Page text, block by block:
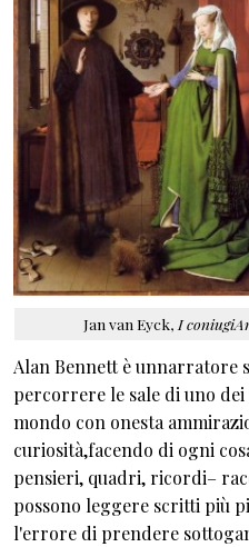
Jan van Eyck, I
Alan Bennett è unnarratore
percorrere le sale di uno
mondo con onesta
curiosità,facendo di ogni
pensieri, quadri, ricordi–
possono leggere scritti più
l'errore di prendere